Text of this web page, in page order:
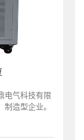
电气科技有限
造型企业。